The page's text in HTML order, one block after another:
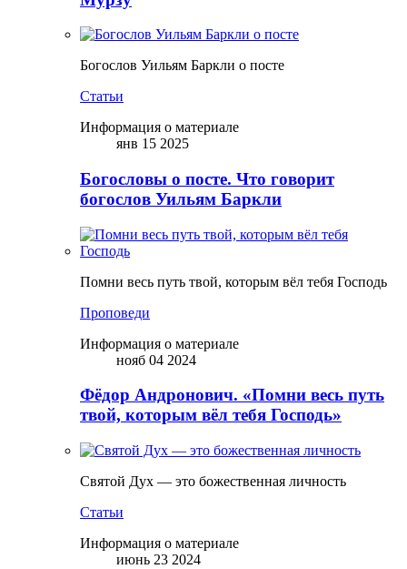
Богослов Уильям Баркли о посте
Статьи
Информация о материале
янв 15 2025
Богословы о посте. Что говорит
богослов Уильям Баркли
Помни весь путь твой, которым вёл тебя Господь
Проповеди
Информация о материале
нояб 04 2024
Фёдор Андронович. «Помни весь путь
твой, которым вёл тебя Господь»
Святой Дух — это божественная личность
Статьи
Информация о материале
июнь 23 2024